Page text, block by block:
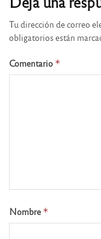
Tu dirección de correo
obligatorios están
Comentario *
Nombre *